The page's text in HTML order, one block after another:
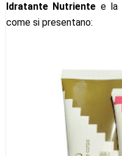
Idratante Nutriente e la
come si presentano: